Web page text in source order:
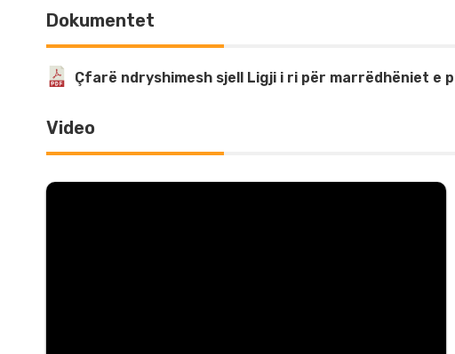
Dokumentet
Çfarë ndryshimesh sjell Ligji i ri për marrëdhëniet e
Video